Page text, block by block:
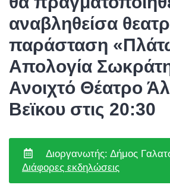
αναβληθείσα
παράσταση
Απολογία
Ανοιχτό Θέατρο
Βεϊκου στις 20:30
Διοργανωτής: Δήμος
Διάφορες εκδηλώσεις